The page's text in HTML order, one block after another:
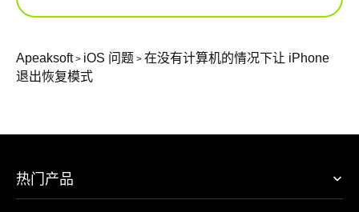
Apeaksoft> iOS 问题 > 在没有计算机的情况下让 iPhone
退出恢复模式
热门产品